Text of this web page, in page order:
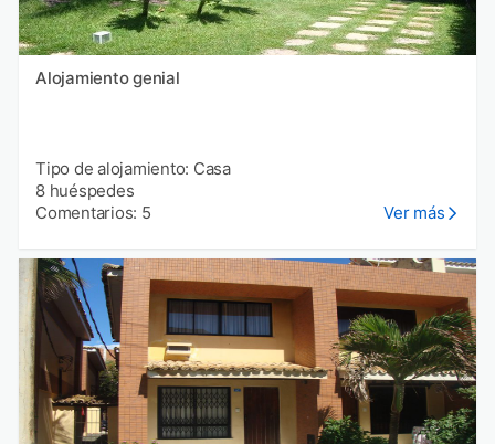
Alojamiento genial
Tipo de alojamiento: Casa
8 huéspedes
Comentarios: 5
Ver más